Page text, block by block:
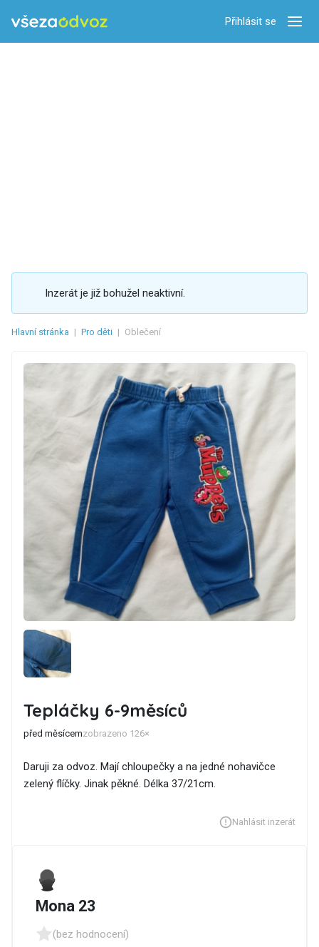
Přihlásit se
Inzerát je již bohužel neaktivní.
Hlavní stránka | Pro děti | Oblečení
Tepláčky 6-9měsíců
před měsícemzobrazeno 126×
Daruji za odvoz. Mají chloupečky a na jedné nohavičce
zelený flíčky. Jinak pěkné. Délka 37/21cm.
Nahlásit inzerát
Mona 23
(bez hodnocení)